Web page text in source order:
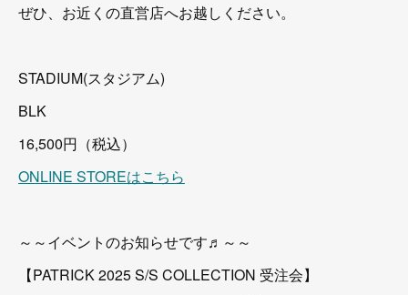
ぜひ、お近くの直営店へお越しください。
STADIUM(スタジアム)
BLK
16,500円（税込）
ONLINE STOREはこちら
～～イベントのお知らせです♬～～
【PATRICK 2025 S/S COLLECTION 受注会】